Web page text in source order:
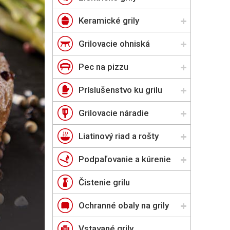
Keramické grily
Grilovacie ohniská
Pec na pizzu
Príslušenstvo ku grilu
Grilovacie náradie
Liatinový riad a rošty
Podpaľovanie a kúrenie
Čistenie grilu
Ochranné obaly na grily